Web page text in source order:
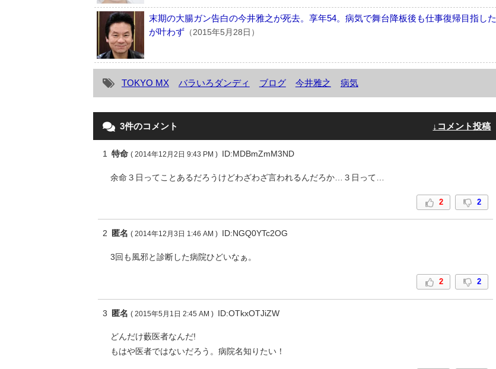
末期の大腸ガン告白の今井雅之が死去。享年54。病気で舞台降板後も仕事復帰目指した
が叶わず （2015年5月28日）
TOKYO MX バラいろダンディ ブログ 今井雅之 病気
3件のコメント ↓コメント投稿
1 特命 ( 2014年12月2日 9:43 PM ) ID:MDBmZmM3ND
余命３日ってことあるだろうけどわざわざ言われるんだろか…３日って…
2 2
2 匿名 ( 2014年12月3日 1:46 AM ) ID:NGQ0YTc2OG
3回も風邪と診断した病院ひどいなぁ。
2 2
3 匿名 ( 2015年5月1日 2:45 AM ) ID:OTkxOTJiZW
どんだけ藪医者なんだ!
もはや医者ではないだろう。病院名知りたい！